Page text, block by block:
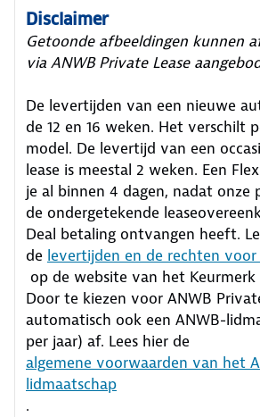
Disclaimer
Getoonde afbeeldingen kunnen
via ANWB Private Lease
De levertijden van een nieuwe
de 12 en 16 weken. Het verschilt
model. De levertijd van een
lease is meestal 2 weken. Een
je al binnen 4 dagen, nadat onze
de ondergetekende
Deal betaling ontvangen heeft.
de levertijden en de rechten
op de website van het Keurmerk
Door te kiezen voor ANWB
automatisch ook een ANWB-
per jaar) af. Lees hier de
algemene voorwaarden van het
lidmaatschap
.